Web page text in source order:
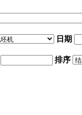
日期
排序